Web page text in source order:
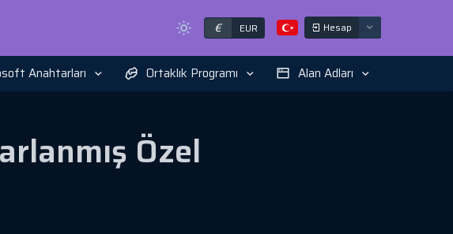
€ EUR Hesap
Anahtarları Ortaklık Programı Alan Adları
Özel